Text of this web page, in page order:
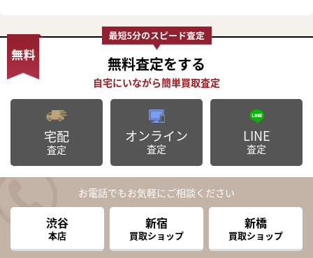
無料査定をする
宅配
査定
オンライン
査定
LINE
査定
お電話でもお気軽にご相談ください
渋谷
本店
新宿
買取ショップ
新橋
買取ショップ